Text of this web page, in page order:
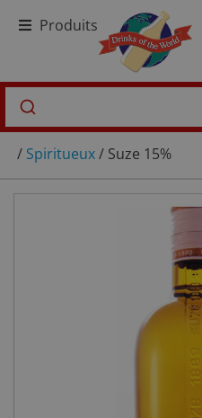
Produits
/ Spiritueux/ Suze 15%